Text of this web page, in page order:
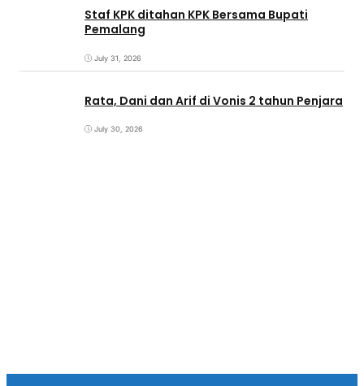
Staf KPK ditahan KPK Bersama Bupati
Pemalang
July 31, 2026
Rata, Dani dan Arif di Vonis 2 tahun Penjara
July 30, 2026